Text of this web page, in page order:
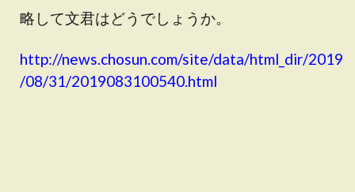
略して文君はどうでしょうか。
http://news.chosun.com/site/data/html_dir/2019
/08/31/2019083100540.html